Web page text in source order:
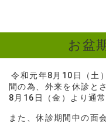
お盆
令和元年8月10日（土
間の為、外来を休診と
8月16日（金）より通
また、休診期間中の面